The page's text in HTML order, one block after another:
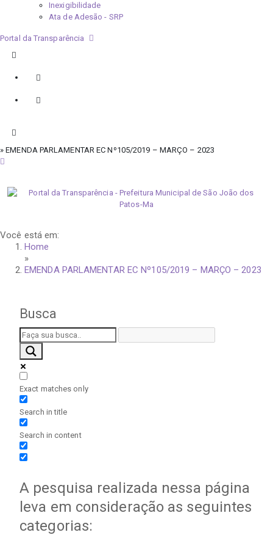
Inexigibilidade
Ata de Adesão - SRP
Portal da Transparência
» EMENDA PARLAMENTAR EC Nº105/2019 – MARÇO – 2023
Você está em:
Home
»
EMENDA PARLAMENTAR EC Nº105/2019 – MARÇO – 2023
Busca
Exact matches only
Search in title
Search in content
A pesquisa realizada nessa página
leva em consideração as seguintes
categorias: